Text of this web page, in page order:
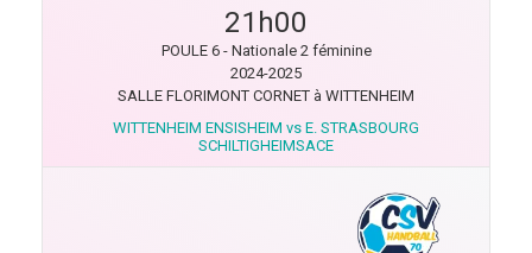
21h00
POULE 6 - Nationale 2 féminine
2024-2025
SALLE FLORIMONT CORNET à WITTENHEIM
WITTENHEIM ENSISHEIM vs E. STRASBOURG
SCHILTIGHEIMSACE